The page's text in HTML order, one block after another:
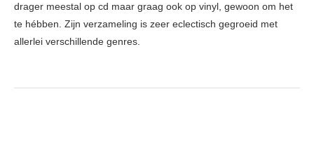
drager meestal op cd maar graag ook op vinyl, gewoon om het
te hébben. Zijn verzameling is zeer eclectisch gegroeid met
allerlei verschillende genres.